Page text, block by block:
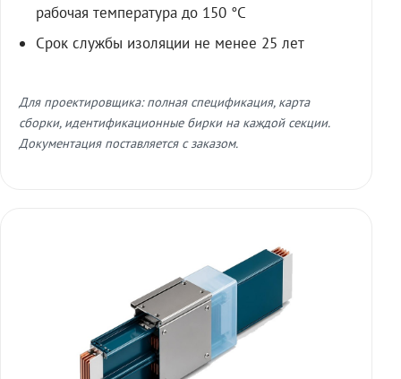
рабочая температура до 150 °C
Срок службы изоляции не менее 25 лет
Для проектировщика: полная спецификация, карта
сборки, идентификационные бирки на каждой секции.
Документация поставляется с заказом.